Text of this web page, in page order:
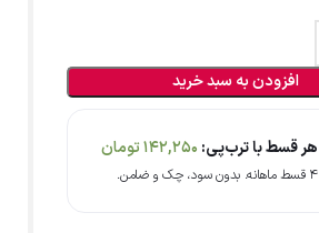
افزودن به سبد خرید
هر قسط با ترب‌پی: 142,250تومان
۴ قسط ماهانه. بدون سود، چک و ضامن.